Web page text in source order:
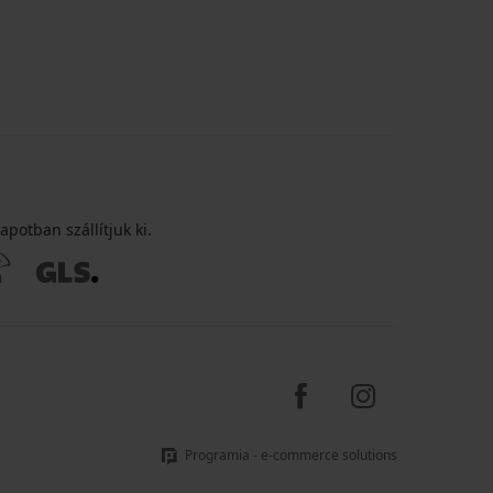
szállítjuk ki.
Programia - e-commerce solutions